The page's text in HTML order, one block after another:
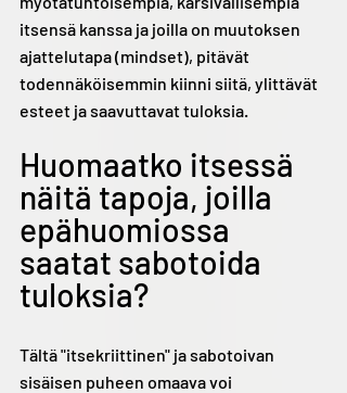
itsensä kanssa ja joilla on muutoksen
ajattelutapa (mindset), pitävät
todennäköisemmin kiinni siitä, ylittävät
esteet ja saavuttavat tuloksia.
Huomaatko itsessä
näitä tapoja, joilla
epähuomiossa
saatat sabotoida
tuloksia?
Tältä "itsekriittinen" ja sabotoivan
sisäisen puheen omaava voi